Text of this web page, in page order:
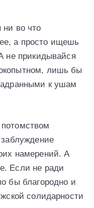
ни во что
а просто ищешь
не прикидывайся
лишь бы
к ушам
намерений. А
Если не ради
бы благородно и
солидарности